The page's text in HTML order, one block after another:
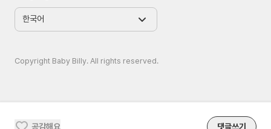
공감해요 댓글쓰기
Copyright Baby Billy. All rights reserved.